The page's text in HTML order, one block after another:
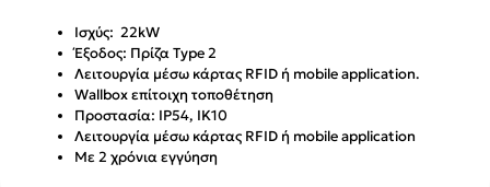
Ισχύς: 22kW
Έξοδος: Πρίζα Type 2
Λειτουργία μέσω κάρτας RFID ή mobile application.
Wallbox επίτοιχη τοποθέτηση
Προστασία: ΙΡ54, IK10
Λειτουργία μέσω κάρτας RFID ή mobile application
Με 2 χρόνια εγγύηση